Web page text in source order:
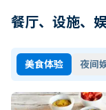
餐厅、设施、
美食体验 夜间